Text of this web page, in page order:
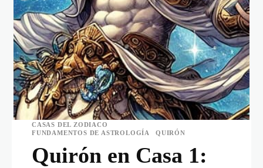
CASAS DEL ZODIACO
FUNDAMENTOS DE ASTROLOGÍA
QUIRÓN
Quirón en Casa 1: